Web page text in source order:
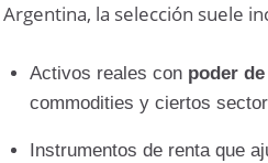
Argentina, la selección suele
Activos reales con poder
commodities y ciertos
Instrumentos de renta que